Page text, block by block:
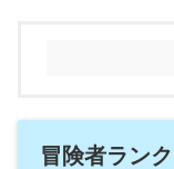
冒険者ラン